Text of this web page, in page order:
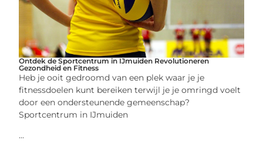
Ontdek de Sportcentrum in IJmuiden Revolutioneren
Gezondheid en Fitness
Heb je ooit gedroomd van een plek waar je je
fitnessdoelen kunt bereiken terwijl je je omringd voelt
door een ondersteunende gemeenschap?
Sportcentrum in IJmuiden
...